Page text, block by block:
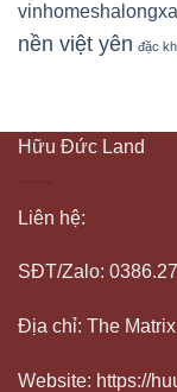
nền việt yên đặc
Hữu Đức Land
Liên hệ:
SĐT/Zalo:
Địa chỉ: The
Website: https://